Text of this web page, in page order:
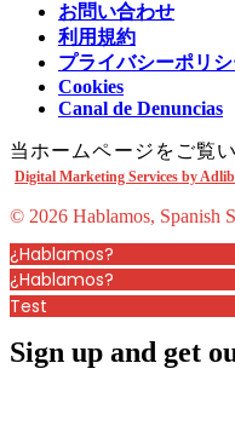
お問い合わせ
利用規約
プライバシーポリ
Cookies
Canal de Denuncias
当ホームページをご覧
Digital Marketing Services by
© 2026 Hablamos, Spanish
¿Hablamos?
¿Hablamos?
Test
Sign up and get